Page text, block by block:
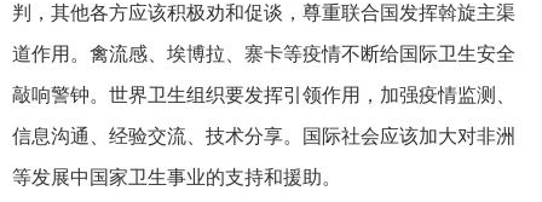
判，其他各方应该积极劝和促谈，尊重联合国发挥斡旋主渠
道作用。禽流感、埃博拉、寨卡等疫情不断给国际卫生安全
敲响警钟。世界卫生组织要发挥引领作用，加强疫情监测、
信息沟通、经验交流、技术分享。国际社会应该加大对非洲
等发展中国家卫生事业的支持和援助。